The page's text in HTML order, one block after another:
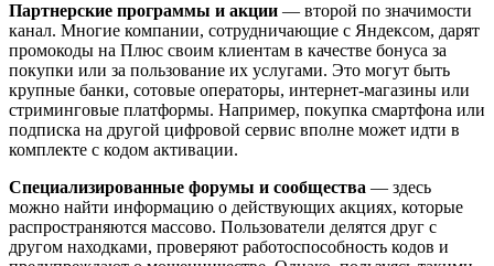
Партнерские программы и акции — второй по значимости
канал. Многие компании, сотрудничающие с Яндексом, дарят
промокоды на Плюс своим клиентам в качестве бонуса за
покупки или за пользование их услугами. Это могут быть
крупные банки, сотовые операторы, интернет-магазины или
стриминговые платформы. Например, покупка смартфона или
подписка на другой цифровой сервис вполне может идти в
комплекте с кодом активации.
Специализированные форумы и сообщества — здесь
можно найти информацию о действующих акциях, которые
распространяются массово. Пользователи делятся друг с
другом находками, проверяют работоспособность кодов и